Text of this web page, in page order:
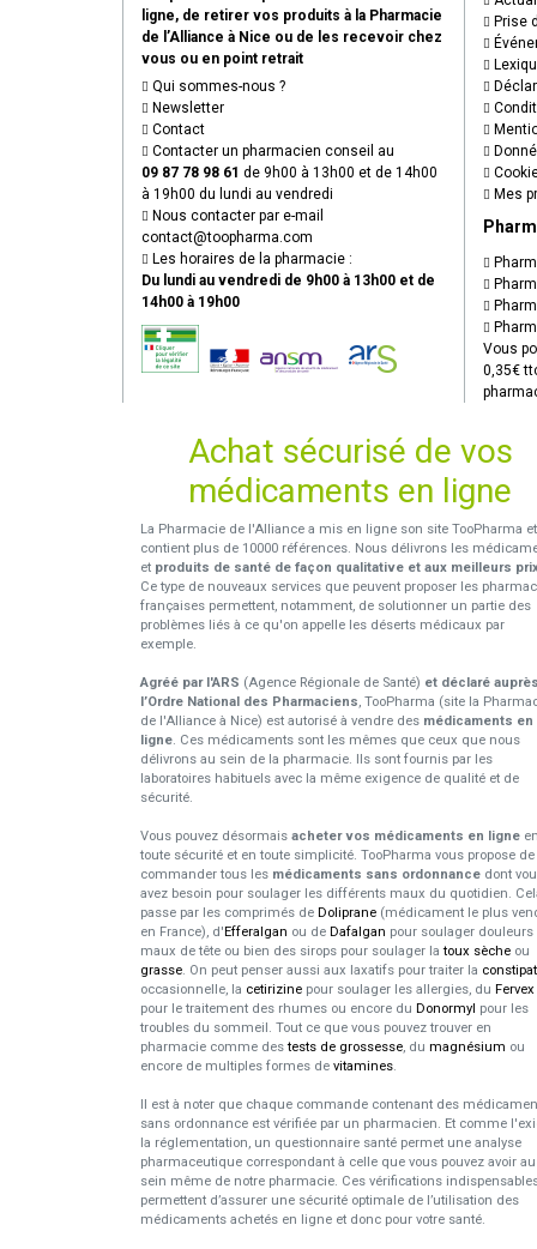
ligne, de retirer vos produits à la Pharmacie
de l’Alliance à Nice ou de les recevoir chez
vous ou en point retrait
Qui sommes-nous ?
Newsletter
Contact
Contacter un pharmacien conseil au
09 87 78 98 61 de 9h00 à 13h00 et de 14h00
à 19h00 du lundi au vendredi
Nous contacter par e-mail
contact@toopharma.com
Les horaires de la pharmacie :
Du lundi au vendredi de 9h00 à 13h00 et de
14h00 à 19h00
Prise
Mes
Vous
0,35€
Achat sécurisé de vos
médicaments en ligne
La Pharmacie de l'Alliance a mis en ligne son site TooPharma et
contient plus de 10000 références. Nous délivrons les
et produits de santé de façon qualitative et aux meilleurs
Ce type de nouveaux services que peuvent proposer les
françaises permettent, notamment, de solutionner un partie des
problèmes liés à ce qu'on appelle les déserts médicaux par
exemple.
Agréé par l'ARS (Agence Régionale de Santé) et déclaré
l’Ordre National des Pharmaciens, TooPharma (site la
de l'Alliance à Nice) est autorisé à vendre des médicaments en
ligne. Ces médicaments sont les mêmes que ceux que nous
délivrons au sein de la pharmacie. Ils sont fournis par les
laboratoires habituels avec la même exigence de qualité et de
sécurité.
Vous pouvez désormais acheter vos médicaments en ligne
toute sécurité et en toute simplicité. TooPharma vous propose de
commander tous les médicaments sans ordonnance dont
avez besoin pour soulager les différents maux du quotidien.
passe par les comprimés de Doliprane (médicament le plus
en France), d'Efferalgan ou de Dafalgan pour soulager douleurs
maux de tête ou bien des sirops pour soulager latoux sèche ou
grasse. On peut penser aussi aux laxatifs pour traiter la
occasionnelle, la cetirizine pour soulager les allergies, du Fervex
pour le traitement des rhumes ou encore du Donormyl pour les
troubles du sommeil. Tout ce que vous pouvez trouver en
pharmacie comme destests de grossesse, du magnésium ou
encore de multiples formes de vitamines.
Il est à noter que chaque commande contenant des
sans ordonnance est vérifiée par un pharmacien. Et comme
la réglementation, un questionnaire santé permet une analyse
pharmaceutique correspondant à celle que vous pouvez avoir au
sein même de notre pharmacie. Ces vérifications
permettent d’assurer une sécurité optimale de l’utilisation des
médicaments achetés en ligne et donc pour votre santé.